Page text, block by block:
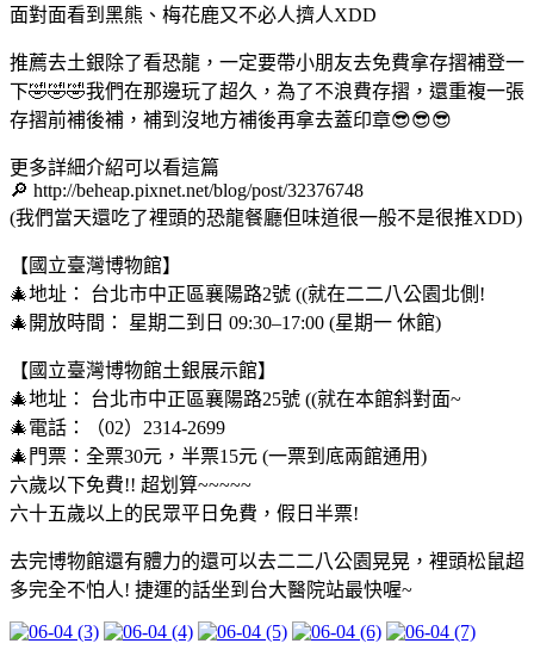
面對面看到黑熊、梅花鹿又不必人擠人XDD
推薦去土銀除了看恐龍，一定要帶小朋友去免費拿存摺補登一
下🤣🤣🤣我們在那邊玩了超久，為了不浪費存摺，還重複一張
存摺前補後補，補到沒地方補後再拿去蓋印章😎😎😎
更多詳細介紹可以看這篇
🔎 http://beheap.pixnet.net/blog/post/32376748
(我們當天還吃了裡頭的恐龍餐廳但味道很一般不是很推XDD)
【國立臺灣博物館】
🎄地址： 台北市中正區襄陽路2號 ((就在二二八公園北側!
🎄開放時間： 星期二到日 09:30–17:00 (星期一 休館)
【國立臺灣博物館土銀展示館】
🎄地址： 台北市中正區襄陽路25號 ((就在本館斜對面~
🎄電話：（02）2314-2699
🎄門票：全票30元，半票15元 (一票到底兩館通用)
六歲以下免費!! 超划算~~~~~
六十五歲以上的民眾平日免費，假日半票!
去完博物館還有體力的還可以去二二八公園晃晃，裡頭松鼠超
多完全不怕人! 捷運的話坐到台大醫院站最快喔~